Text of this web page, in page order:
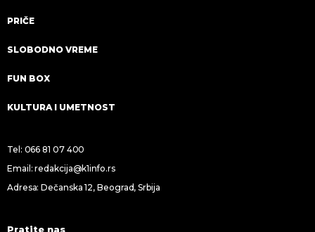
PRIČE
SLOBODNO VREME
FUN BOX
KULTURA I UMETNOST
Tel: 066 81 07 400
Email:redakcija@k1info.rs
Adresa: Dečanska 12, Beograd, Srbija
Pratite nas